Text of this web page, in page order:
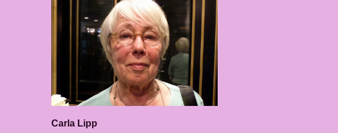
Carla Lipp